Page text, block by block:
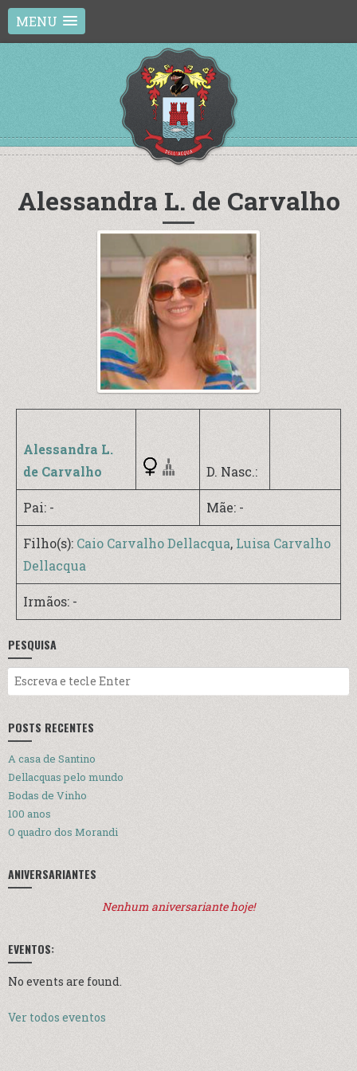
MENU
Alessandra L. de Carvalho
Alessandra L.
de Carvalho
D. Nasc.:
Pai: - Mãe: -
Filho(s): Caio Carvalho Dellacqua, Luisa Carvalho
Dellacqua
Irmãos: -
PESQUISA
POSTS RECENTES
A casa de Santino
Dellacquas pelo mundo
Bodas de Vinho
100 anos
O quadro dos Morandi
ANIVERSARIANTES
Nenhum aniversariante hoje!
EVENTOS:
No events are found.
Ver todos eventos